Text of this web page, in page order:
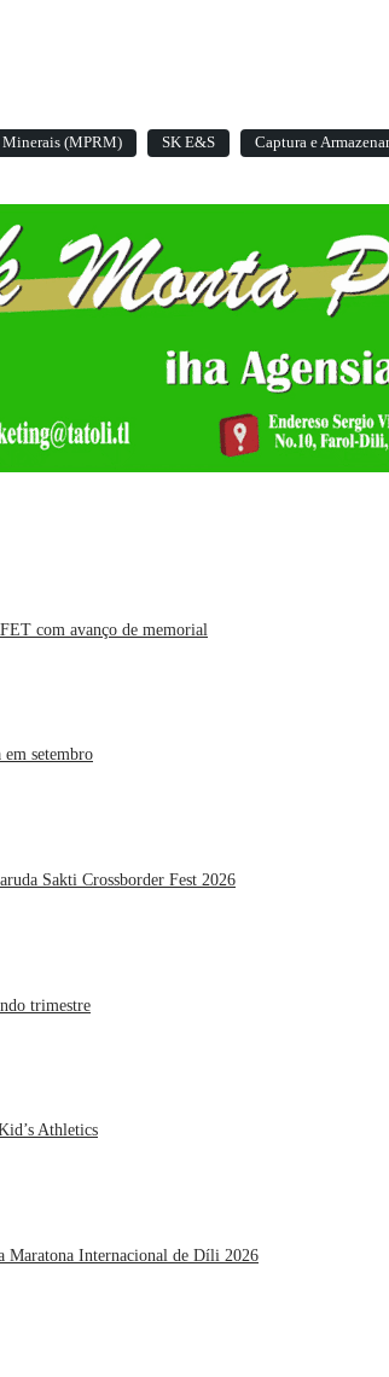
Minerais (MPRM) SK E&S Captura e
com avanço de memorial
setembro
Sakti Crossborder Fest 2026
trimestre
Athletics
Maratona Internacional de Díli 2026